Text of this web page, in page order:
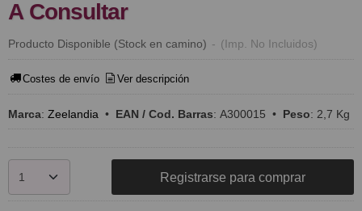
A Consultar
Producto Disponible (Stock en camino) - (Imp. No Incluidos)
Costes de envío Ver descripción
Marca: Zeelandia • EAN / Cod. Barras: A300015 • Peso: 2,7 Kg
Registrarse para comprar